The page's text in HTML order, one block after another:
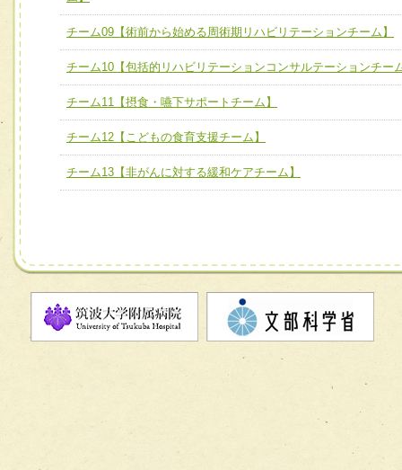
チーム09【術前から始める周術期リハビリテーションチー
ム】
チーム10【包括的リハビリテーションコンサルテーション
ーム】
チーム11【摂食・嚥下サポートチーム】
チーム12【こどもの食育支援チーム】
チーム09【術前から始める周術期リハビリテーションチーム】
チーム10【包括的リハビリテーションコンサルテーションチー
チーム11【摂食・嚥下サポートチーム】
チーム12【こどもの食育支援チーム】
チーム13【非がんに対する緩和ケアチーム】